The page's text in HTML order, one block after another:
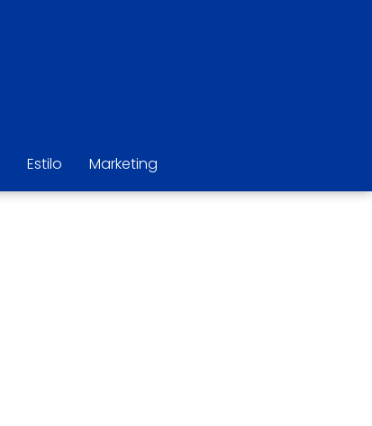
Estilo Marketing